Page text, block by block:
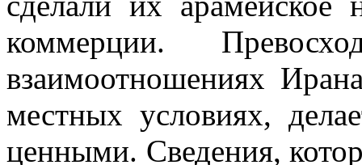
коммерции.
взаимоотношениях
местных условиях,
ценными. Сведения,